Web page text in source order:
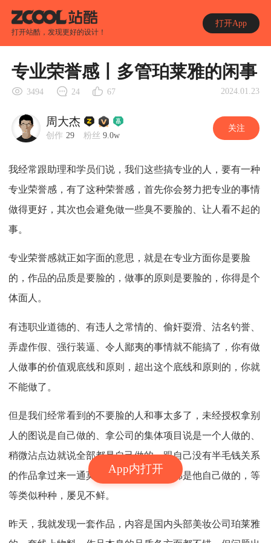
打开站酷，发现更好的设计！
打开App
App内打开
专业荣誉感丨多管珀莱雅的闲事
3494 24 67 2024.01.23
周大杰
创作 29 粉丝 9.0w
关注
我经常跟助理和学员们说，我们这些搞专业的人，要有一种
专业荣誉感，有了这种荣誉感，首先你会努力把专业的事情
做得更好，其次也会避免做一些臭不要脸的、让人看不起的
事。
专业荣誉感就正如字面的意思，就是在专业方面你是要脸
的，作品的品质是要脸的，做事的原则是要脸的，你得是个
体面人。
有违职业道德的、有违人之常情的、偷奸耍滑、沽名钓誉、
弄虚作假、强行装逼、令人鄙夷的事情就不能搞了，你有做
人做事的价值观底线和原则，超出这个底线和原则的，你就
不能做了。
但是我们经常看到的不要脸的人和事太多了，未经授权拿别
人的图说是自己做的、拿公司的集体项目说是一个人做的、
稍微沾点边就说全部都是自己做的、跟自己没有半毛钱关系
的作品拿过来一通莫名其妙的分析，仿佛是他自己做的，等
等类似种种，屡见不鲜。
昨天，我就发现一套作品，内容是国内头部美妆公司珀莱雅